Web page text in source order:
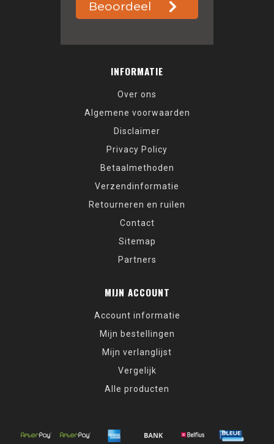
INFORMATIE
Over ons
Algemene voorwaarden
Disclaimer
Privacy Policy
Betaalmethoden
Verzendinformatie
Retourneren en ruilen
Contact
Sitemap
Partners
MIJN ACCOUNT
Account informatie
Mijn bestellingen
Mijn verlanglijst
Vergelijk
Alle producten